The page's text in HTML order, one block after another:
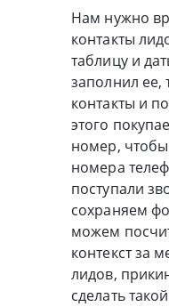
Нам нужно
контакты
таблицу и
заполнил ее,
контакты и
этого
номер,
номера
поступали
сохраняем
можем
контекст за
лидов,
сделать